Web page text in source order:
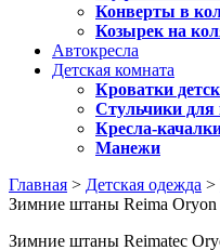
Конверты в
Козырек на
Автокресла
Детская комната
Кроватки
Стульчики для
Кресла-
Манежи
Главная > Детская одежда >
Зимние штаны Reima Oryon
Зимние штаны Reimatec